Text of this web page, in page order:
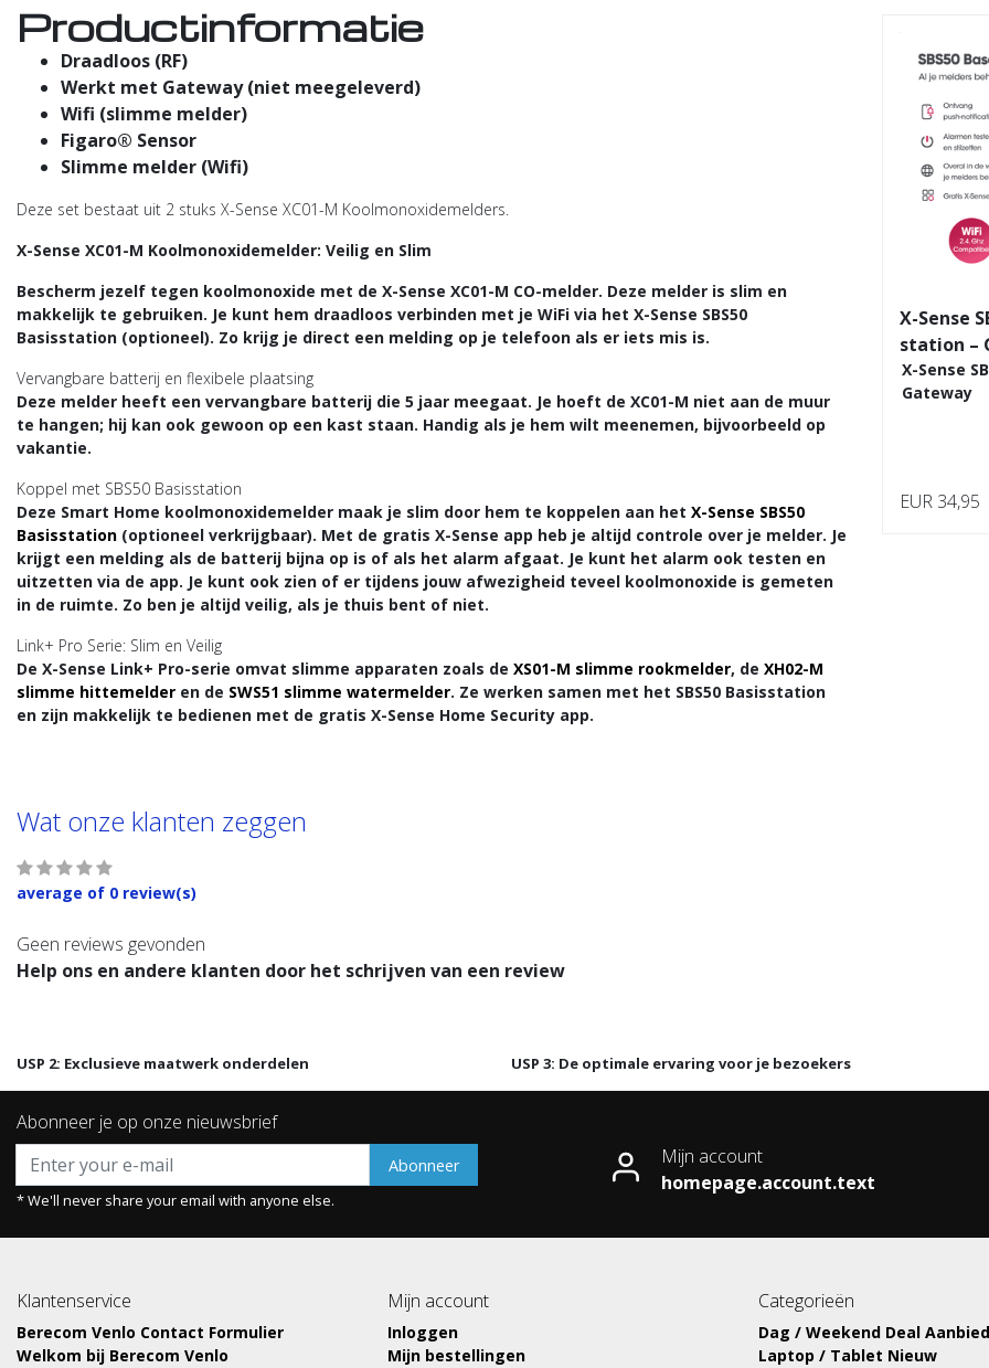
Productinformatie
Draadloos (RF)
Werkt met Gateway (niet meegeleverd)
Wifi (slimme melder)
Figaro® Sensor
Slimme melder (Wifi)
Deze set bestaat uit 2 stuks X-Sense XC01-M Koolmonoxidemelders.
X-Sense XC01-M Koolmonoxidemelder: Veilig en Slim
Bescherm jezelf tegen koolmonoxide met de X-Sense XC01-M CO-melder. Deze melder is slim en
makkelijk te gebruiken. Je kunt hem draadloos verbinden met je WiFi via het X-Sense SBS50
Basisstation (optioneel). Zo krijg je direct een melding op je telefoon als er iets mis is.
Vervangbare batterij en flexibele plaatsing
Deze melder heeft een vervangbare batterij die 5 jaar meegaat. Je hoeft de XC01-M niet aan de muur
te hangen; hij kan ook gewoon op een kast staan. Handig als je hem wilt meenemen, bijvoorbeeld op
vakantie.
Koppel met SBS50 Basisstation
Deze Smart Home koolmonoxidemelder maak je slim door hem te koppelen aan het X-Sense SBS50
Basisstation (optioneel verkrijgbaar). Met de gratis X-Sense app heb je altijd controle over je melder. Je
krijgt een melding als de batterij bijna op is of als het alarm afgaat. Je kunt het alarm ook testen en
uitzetten via de app. Je kunt ook zien of er tijdens jouw afwezigheid teveel koolmonoxide is gemeten
in de ruimte. Zo ben je altijd veilig, als je thuis bent of niet.
Link+ Pro Serie: Slim en Veilig
De X-Sense Link+ Pro-serie omvat slimme apparaten zoals de XS01-M slimme rookmelder, de XH02-M
slimme hittemelder en de SWS51 slimme watermelder. Ze werken samen met het SBS50 Basisstation
en zijn makkelijk te bedienen met de gratis X-Sense Home Security app.
X-Sense
station –
X-Sense
Gateway
EUR 34,95
Wat onze klanten zeggen
average of 0 review(s)
Geen reviews gevonden
Help ons en andere klanten door het schrijven van een review
USP 2: Exclusieve maatwerk onderdelen USP 3: De optimale ervaring voor je bezoekers
Abonneer je op onze nieuwsbrief
Abonneer
* We'll never share your email with anyone else.
Mijn account
homepage.account.text
Klantenservice
Berecom Venlo Contact Formulier
Welkom bij Berecom Venlo
Mijn account
Inloggen
Mijn bestellingen
Categorieën
Dag / Weekend Deal
Laptop / Tablet Nieuw